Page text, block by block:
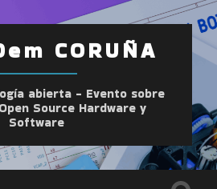
CORUÑA
abierta - Evento sobre
Source Hardware y
Software